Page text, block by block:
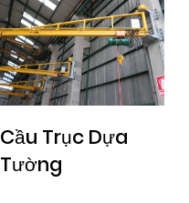
Cầu Trục Dựa
Tường